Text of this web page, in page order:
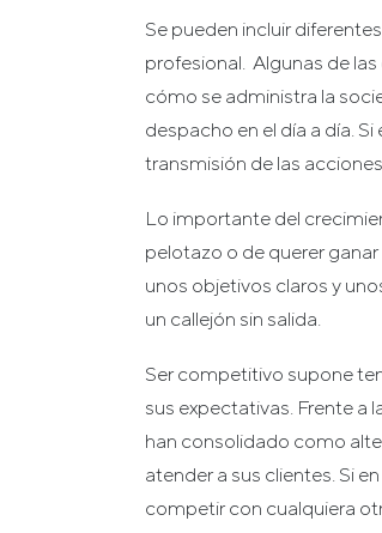
Se pueden incluir
profesional. Algunas de
cómo se administra la
despacho en el día a día.
transmisión de las
Lo importante del
pelotazo o de querer
unos objetivos claros y
un callejón sin salida.
Ser competitivo supone
sus expectativas. Frente a
han consolidado como
atender a sus clientes. Si
competir con cualquiera